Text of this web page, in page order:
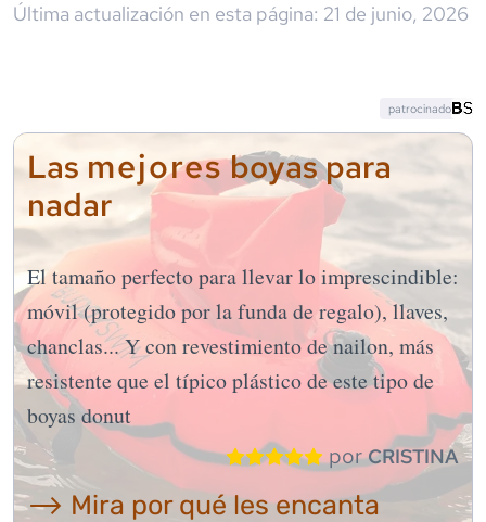
Última actualización en esta página: 21 de junio, 2026
Las mejoresboyas para
nadar
El tamaño perfecto para llevar lo imprescindible:
móvil (protegido por la funda de regalo), llaves,
chanclas... Y con revestimiento de nailon, más
resistente que el típico plástico de este tipo de
boyas donut
porCRISTINA
⟶ Mira por qué les encanta
patrocinado